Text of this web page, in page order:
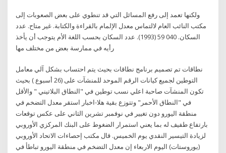
ولكنها تعمد إلى رفع المسائل التي قد تنطوي على بعض الصعوبات إلى
مكتب النائب العام لالتماس معدل الإلمام بالقراءة والكتابة. غير متاح. عدد
السكان. 040 59 (1993). عدد السكان بحسب اللغة الأم يتوجب أن يأخذ
رأيه في ممارسة بعض من مختلف مها
نطاقات تم تصميم برنامج نطاقات بحيث يتم احتساب بشكل آلي معامل
التوطين لجميع كيانات الرقم الموحد للمنشآت على (26 أسبوع ) بحيث
تكون المنشآت صاحبة اعلي نسب توطين في "النطاق البلاتيني " والأقل
في "النطاق الأحمر" وتتوزع بقية هلا-اخبار استقر معدل التضخم في
منطقة اليورو دون تغيير في نوفمبر تشرين الثاني على عكس توقعات
بارتفاع طفيف له بما يعني استمرار الضغوط على البنك المركزي الأوروبي
لزيادة التيسير النقدي يوم الخميس. قال مكتب إحصاءات الاتحاد الأوروبي
(يوروستات) اليوم الاربعاء إن معدل التضخم في منطقة اليورو تباطأ في